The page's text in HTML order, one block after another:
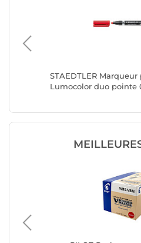
STAEDTLER
Lumocolor duo pointe